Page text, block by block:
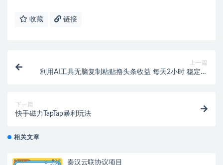
收藏 链接
上一篇
利用AI工具无脑复制粘贴撸头条收益 每天2小时 稳定月
下一篇
快手磁力TapTap暴利玩法
相关文章
秦汉云联协议项目